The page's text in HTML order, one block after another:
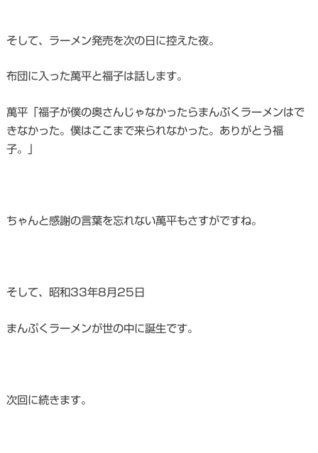
そして、ラーメン発売を次の日に控えた夜。
布団に入った萬平と福子は話します。
萬平「福子が僕の奥さんじゃなかったらまんぷくラーメンはで
きなかった。僕はここまで来られなかった。ありがとう福
子。」
ちゃんと感謝の言葉を忘れない萬平もさすがですね。
そして、昭和33年8月25日
まんぷくラーメンが世の中に誕生です。
次回に続きます。